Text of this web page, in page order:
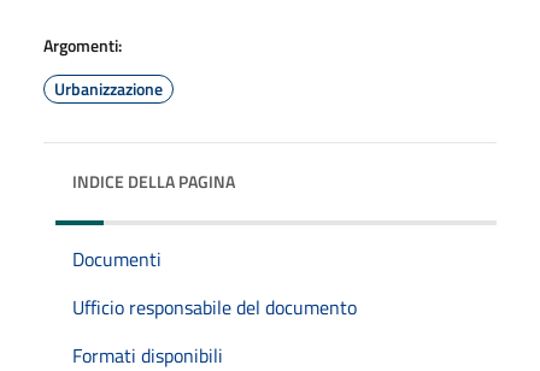
Argomenti:
Urbanizzazione
INDICE DELLA PAGINA
Documenti
Ufficio responsabile del documento
Formati disponibili